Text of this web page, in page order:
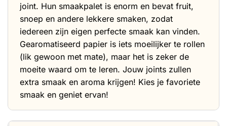
joint. Hun smaakpalet is enorm en bevat fruit,
snoep en andere lekkere smaken, zodat
iedereen zijn eigen perfecte smaak kan vinden.
Gearomatiseerd papier is iets moeilijker te rollen
(lik gewoon met mate), maar het is zeker de
moeite waard om te leren. Jouw joints zullen
extra smaak en aroma krijgen! Kies je favoriete
smaak en geniet ervan!